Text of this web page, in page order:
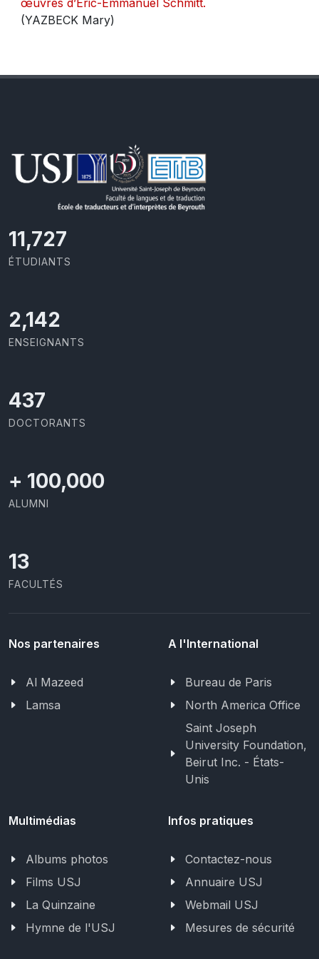
œuvres d’Éric-Emmanuel Schmitt.
(YAZBECK Mary)
11,727
ÉTUDIANTS
2,142
ENSEIGNANTS
437
DOCTORANTS
+ 100,000
ALUMNI
13
FACULTÉS
Nos partenaires
Al Mazeed
Lamsa
A l'International
Bureau de Paris
North America Office
Saint Joseph
University Foundation,
Beirut Inc. - États-
Unis
Multimédias
Albums photos
Films USJ
La Quinzaine
Hymne de l'USJ
Infos pratiques
Contactez-nous
Annuaire USJ
Webmail USJ
Mesures de sécurité